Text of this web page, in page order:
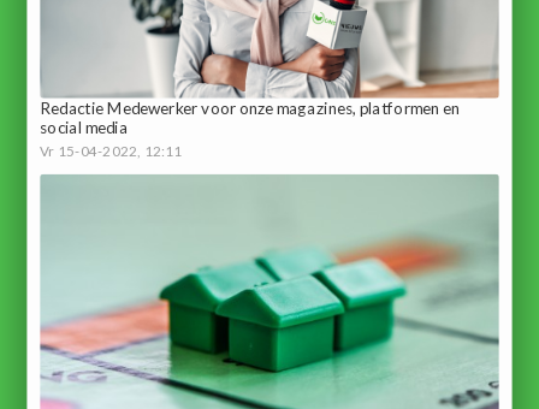
Redactie Medewerker voor onze magazines, platformen en
social media
Vr 15-04-2022, 12:11